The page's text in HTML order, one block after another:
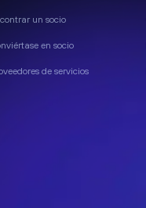
un socio
en socio
de servicios